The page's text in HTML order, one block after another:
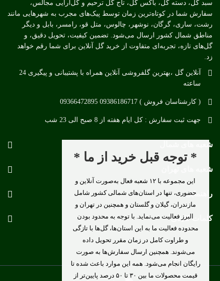
سبد گل، دسته گل، باکس گل، تاج گل ترحیم و گل‌آرایی مجالس،
سفارش شما در کوتاه‌ترین زمان توسط پیک‌های مجرب به شهرهایی مانند
رشت، ساری، گرگان، نوشهر، چالوس، متل قو، رامسر، بابل و دیگر
مناطق شمال کشور ارسال می‌شود. تضمین کیفیت، تحویل دقیق، و
گل‌های تازه، تجربه‌ای متفاوت از خرید گل آنلاین برای شما رقم خواهد
زد.
آنلاین گل ،بهترین گلفروشی آنلاین همراه با پشتیبانی و پیگیری 24
ساعته
( کارشناسان فروش ) 09386186717 09366472895
جهت ثبت سفارش : کل ایام هفته از 8 صبح الی 23 شب
شعبه های شمال
شعبه های تهران
راهنمایی
کلمات کلیدی
* توجه قبل خرید از ما *
این مجموعه با ۱۲ شعبه فعال به‌صورت آنلاین و
حضوری، تنها در استان‌های شمالی کشور شامل
مازندران، گیلان و گلستان و همچنین در تهران و
البرز فعالیت می‌نماید. با توجه به محدود بودن
محدوده فعالیت ما به این استان‌ها، گل‌ها با تازگی
و طراوت کامل در زمان مقرر تحویل داده
می‌شوند. همچنین ارسال سفارش‌ها به صورت
رایگان انجام می‌شود. همه این موارد باعث شده تا
قیمت محصولات ما بین ۳۰ تا ۵۰ درصد پایین‌تر از